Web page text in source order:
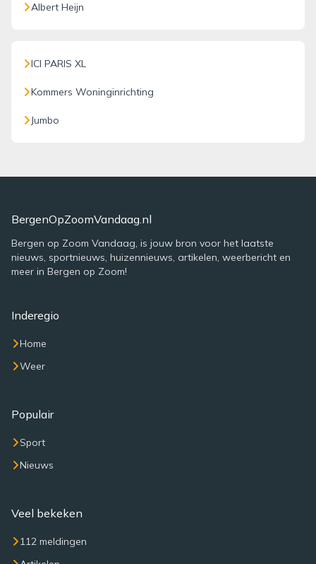
Albert Heijn
ICI PARIS XL
Kommers Woninginrichting
Jumbo
BergenOpZoomVandaag.nl
Bergen op Zoom Vandaag, is jouw bron voor het laatste
nieuws, sportnieuws, huizennieuws, artikelen, weerbericht en
meer in Bergen op Zoom!
Inderegio
Home
Weer
Populair
Sport
Nieuws
Veel bekeken
112 meldingen